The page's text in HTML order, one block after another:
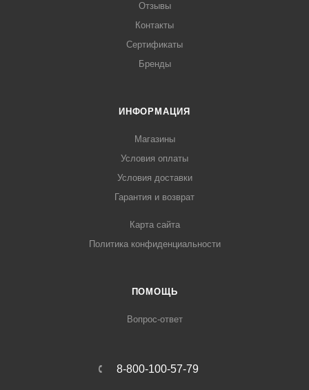
Отзывы
Контакты
Сертификаты
Бренды
ИНФОРМАЦИЯ
Магазины
Условия оплаты
Условия доставки
Гарантия и возврат
Карта сайта
Политика конфиденциальности
ПОМОЩЬ
Вопрос-ответ
8-800-100-57-79